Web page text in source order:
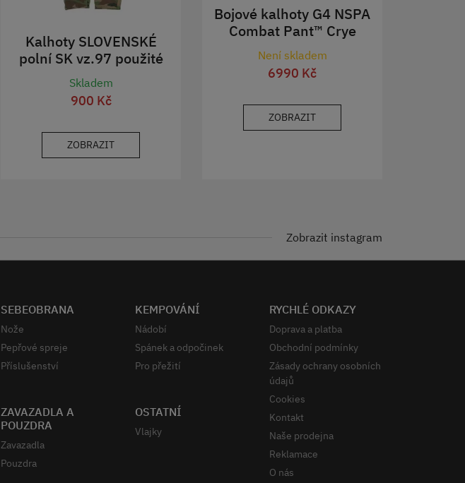
Kalhoty SLOVENSKÉ
polní SK vz.97 použité
Skladem
900 Kč
ZOBRAZIT
Bojové kalhoty G4 NSPA
Combat Pant™ Crye
Precision™ MultiCam
Není skladem
6990 Kč
ZOBRAZIT
Zobrazit instagram
SEBEOBRANA
Nože
Pepřové spreje
Příslušenství
ZAVAZADLA A
POUZDRA
Zavazadla
Pouzdra
KEMPOVÁNÍ
Nádobí
Spánek a odpočinek
Pro přežití
OSTATNÍ
Vlajky
RYCHLÉ ODKAZY
Doprava a platba
Obchodní podmínky
Zásady ochrany osobních
údajů
Cookies
Kontakt
Naše prodejna
Reklamace
O nás